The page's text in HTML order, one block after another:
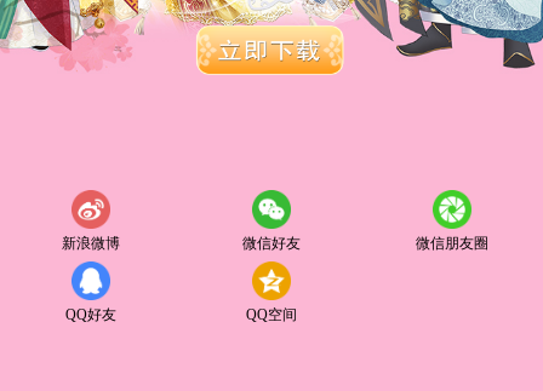
新浪微博 微信好友 微信朋友圈
QQ好友 QQ空间